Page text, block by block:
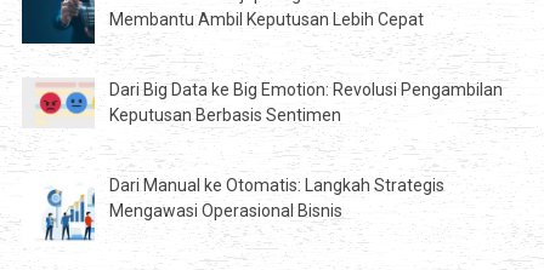
Membantu Ambil Keputusan Lebih Cepat
Dari Big Data ke Big Emotion: Revolusi Pengambilan
Keputusan Berbasis Sentimen
Dari Manual ke Otomatis: Langkah Strategis
Mengawasi Operasional Bisnis